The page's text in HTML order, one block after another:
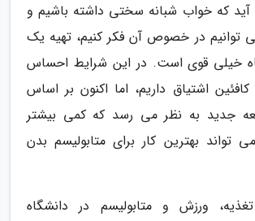
که خواب شبانه سختی داشته باشیم و
توانیم در خصوص آن فکر کنیم، تهیه یک
خیلی قوی است. در این شرایط احساس
اشتیاق داریم، اما اکنون بر اساس
جدید به نظر می رسد که کمی بیشتر
تواند بهترین کار برای متابولیسم بدن
ورزش و متابولیسم در دانشگاه